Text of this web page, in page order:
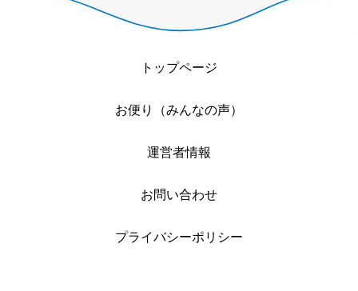
トップページ
お便り（みんなの声）
運営者情報
お問い合わせ
プライバシーポリシー